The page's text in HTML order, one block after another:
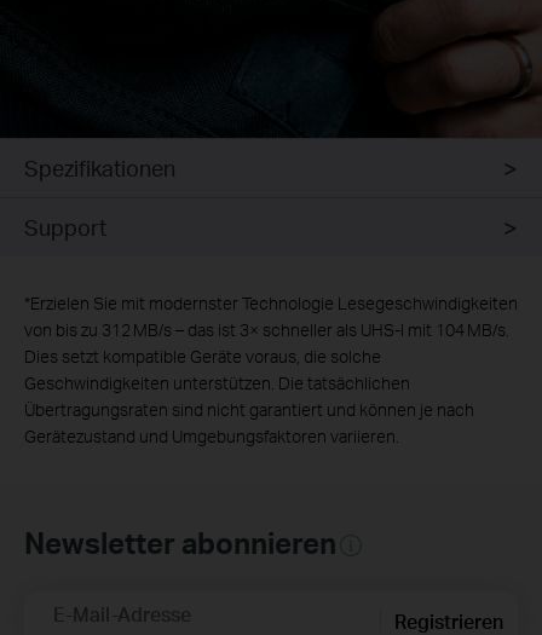
Spezifikationen
Support
*Erzielen Sie mit modernster Technologie Lesegeschwindigkeiten
von bis zu 312 MB/s – das ist 3× schneller als UHS-I mit 104 MB/s.
Dies setzt kompatible Geräte voraus, die solche
Geschwindigkeiten unterstützen. Die tatsächlichen
Übertragungsraten sind nicht garantiert und können je nach
Gerätezustand und Umgebungsfaktoren variieren.
Newsletter abonnieren
E-Mail-Adresse Registrieren